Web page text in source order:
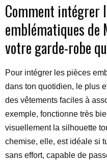
Comment intégrer
emblématiques de
votre garde-robe
Pour intégrer les pièces
dans ton quotidien, le plus
des vêtements faciles à
exemple, fonctionne très
visuellement la silhouette
chemise, elle, est idéale si
sans effort, capable de